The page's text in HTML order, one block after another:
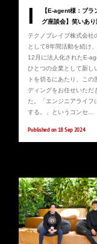
I
【E-agent様：ブラ
グ座談会】笑いあり
のプロジェクト秘話
テクノブレイブ株式会社
として8年間活動を続け
12月に法人化されたE-
ひとつの企業として新し
トを切るにあたり、この
ディングをお任せいただ
た。「エンジニアライフ
する。」というコンセ…
Published on 18 Sep 2024